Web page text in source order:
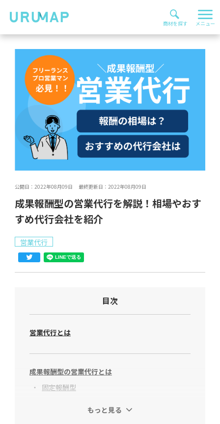
公開日：2022年08月09日 最終更新日：2022年08月09日
成果報酬型の営業代行を解説！相場やおす
すめ代行会社を紹介
営業代行
目次
営業代行とは
成果報酬型の営業代行とは
固定報酬型
もっと見る